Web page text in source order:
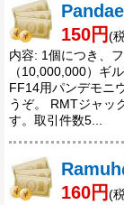
150円(
内容: 1個につき、
（10,000,000）ギ
FF14用パンデモニ
うぞ。 RMTジャッ
す。取引件数5...
160円(